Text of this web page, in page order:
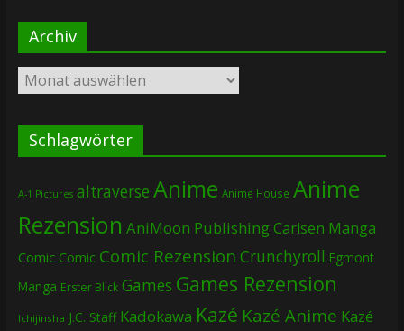
Archiv
Archiv
Schlagwörter
A-1 Pictures altraverse Anime Anime House Anime
Rezension AniMoon PublishingCarlsen Manga
Comic Comic Comic Rezension Crunchyroll Egmont
Manga Erster Blick Games Games Rezension
Ichijinsha J.C. Staff Kadokawa Kazé Kazé Anime Kazé